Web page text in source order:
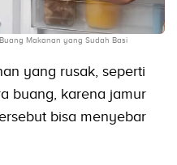
Makanan yang Sudah Basi
yang rusak, seperti
buang, karena jamur
bisa menyebar